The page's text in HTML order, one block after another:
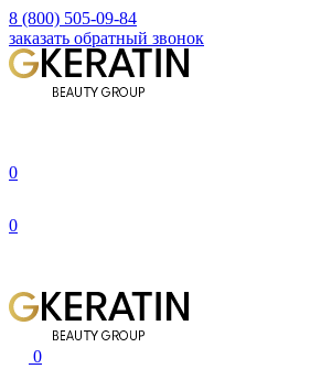
8 (800) 505-09-84
заказать обратный звонок
0
0
0